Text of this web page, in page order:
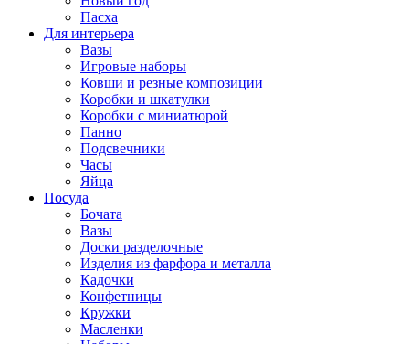
Пасха
Для интерьера
Вазы
Игровые наборы
Ковши и резные композиции
Коробки и шкатулки
Коробки с миниатюрой
Панно
Подсвечники
Часы
Яйца
Посуда
Бочата
Вазы
Доски разделочные
Изделия из фарфора и металла
Кадочки
Конфетницы
Кружки
Масленки